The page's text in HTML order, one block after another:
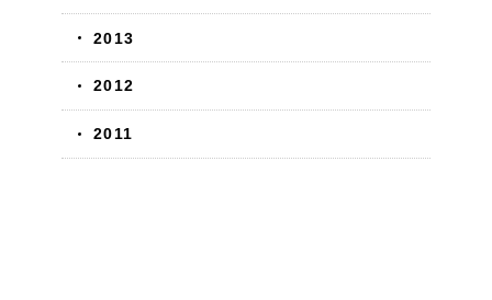
2013
2012
2011